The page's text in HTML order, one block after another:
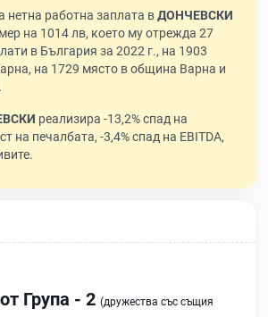
нетна работна заплата вДОНЧЕВСКИ
на 1014 лв, което му отрежда 27
в България за 2022 г., на 1903
на 1729 място в община Варна и
реализира -13,2% спад на
на печалбата, -3,4% спад на EBITDA,
Група - 2 (дружества със същия